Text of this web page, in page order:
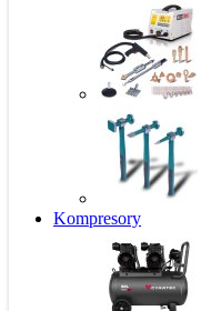
Kompresory